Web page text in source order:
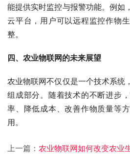
能提供实时监控与报警功能。例如
云平台，用户可以远程监控作物
整。
四、 农业物联网的未来展望
农业物联网不仅仅是一个技术系统
组成部分。随着技术的不断进步
率、降低成本、改善作物质量等
用。
上一篇： 农业物联网如何改变农业